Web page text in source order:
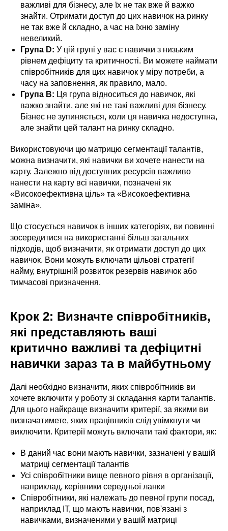
важливі для бізнесу, але їх не так вже й важко
знайти. Отримати доступ до цих навичок на ринку
не так вже й складно, а час на їхню заміну
невеликий.
Група D: У цій групі у вас є навички з низьким
рівнем дефіциту та критичності. Ви можете наймати
співробітників для цих навичок у міру потреби, а
часу на заповнення, як правило, мало.
Група B: Ця група відноситься до навичок, які
важко знайти, але які не такі важливі для бізнесу.
Бізнес не зупиняється, коли ця навичка недоступна,
але знайти цей талант на ринку складно.
Використовуючи цю матрицю сегментації талантів,
можна визначити, які навички ви хочете нанести на
карту. Залежно від доступних ресурсів важливо
нанести на карту всі навички, позначені як
«Високоефективна ціль» та «Високоефективна
заміна».
Що стосується навичок в інших категоріях, ви повинні
зосередитися на використанні більш загальних
підходів, щоб визначити, як отримати доступ до цих
навичок. Вони можуть включати цільові стратегії
найму, внутрішній розвиток резервів навичок або
тимчасові призначення.
Крок 2: Визначте співробітників,
які представляють ваші
критично важливі та дефіцитні
навички зараз та в майбутньому
Далі необхідно визначити, яких співробітників ви
хочете включити у роботу зі складання карти талантів.
Для цього найкраще визначити критерії, за якими ви
визначатимете, яких працівників слід увімкнути чи
виключити. Критерії можуть включати такі фактори, як:
В даний час вони мають навички, зазначені у вашій
матриці сегментації талантів
Усі співробітники вище певного рівня в організації,
наприклад, керівники середньої ланки
Співробітники, які належать до певної групи посад,
наприклад ІТ, що мають навички, пов'язані з
навичками, визначеними у вашій матриці